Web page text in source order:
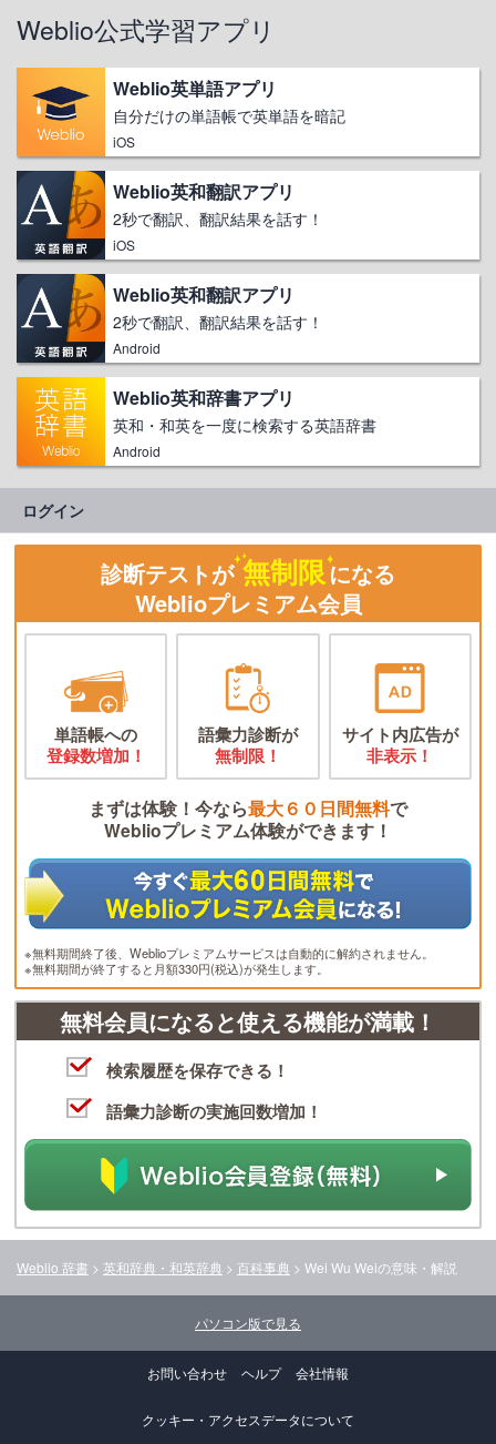
Weblio公式学習アプリ
Weblio英単語アプリ
自分だけの単語帳で英単語を暗記
iOS
Weblio英和翻訳アプリ
2秒で翻訳、翻訳結果を話す！
iOS
Weblio英和翻訳アプリ
2秒で翻訳、翻訳結果を話す！
Android
Weblio英和辞書アプリ
英和・和英を一度に検索する英語辞書
Android
ログイン
診断テストが 無制限になる
Weblioプレミアム会員
単語帳への
登録数増加！
語彙力診断が
無制限！
サイト内広告が
非表示！
まずは体験！今なら最大６０日間無料で
Weblioプレミアム体験ができます！
※無料期間終了後、Weblioプレミアムサービスは自動的に解約されません。
※無料期間が終了すると月額330円(税込)が発生します。
無料会員になると使える機能が満載！
検索履歴を保存できる！
語彙力診断の実施回数増加！
Weblio 辞書 > 英和辞典・和英辞典 > 百科事典 > Wei Wu Weiの意味・解説
パソコン版で見る
お問い合わせ ヘルプ 会社情報
クッキー・アクセスデータについて